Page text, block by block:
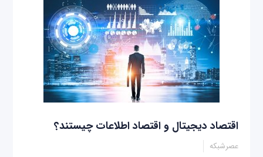
اقتصاد دیجیتال و اقتصاد اطلاعات چیستند؟
عصرشبکه